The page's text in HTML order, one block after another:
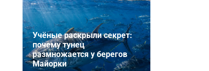
Учёные раскрыли секрет:
почему тунец
размножается у берегов
Майорки